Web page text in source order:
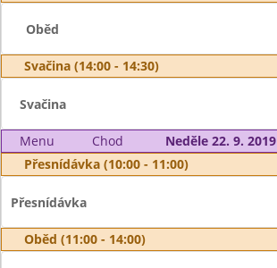
Oběd
Svačina (14:00 - 14:30)
Svačina
Menu Chod
Neděle 22. 9. 2019
Přesnídávka (10:00 - 11:00)
Přesnídávka
Oběd (11:00 - 14:00)